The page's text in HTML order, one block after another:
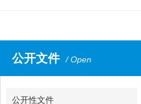
公开文件 / Open
公开性文件